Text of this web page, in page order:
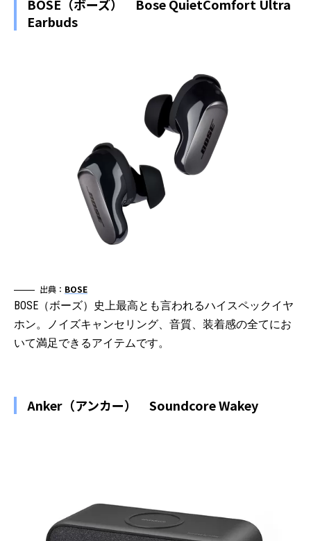
BOSE（ボーズ） Bose QuietComfort Ultra
Earbuds
出典： BOSE
BOSE（ボーズ）史上最高とも言われるハイスペックイヤ
ホン。ノイズキャンセリング、音質、装着感の全てにお
いて満足できるアイテムです。
Anker（アンカー） Soundcore Wakey